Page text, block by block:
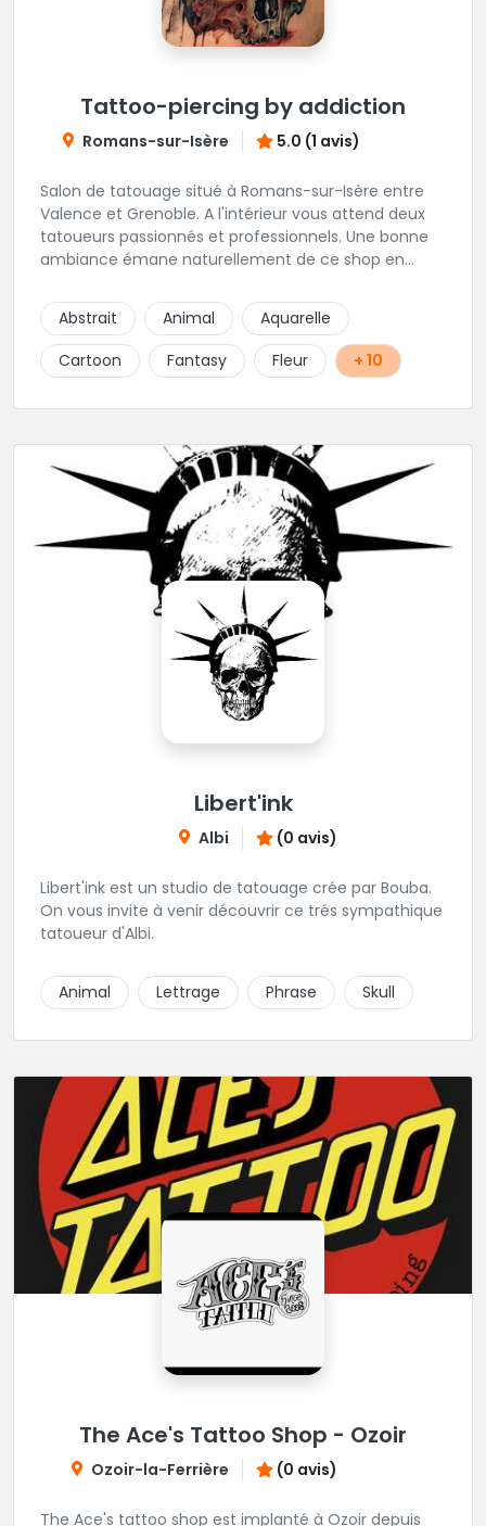
Tattoo-piercing by addiction
Romans-sur-Isère 5.0 (1 avis)
Salon de tatouage situé à Romans-sur-Isère entre
Valence et Grenoble. A l'intérieur vous attend deux
tatoueurs passionnés et professionnels. Une bonne
ambiance émane naturellement de ce shop en
Abstrait
Animal
Aquarelle
Cartoon
Fantasy Fleur + 10
Libert'ink
Albi (0 avis)
Libert'ink est un studio de tatouage crée par Bouba.
On vous invite à venir découvrir ce trés sympathique
tatoueur d'Albi.
Animal Lettrage Phrase Skull
The Ace's Tattoo Shop - Ozoir
Ozoir-la-Ferrière (0 avis)
The Ace's tattoo shop est implanté à Ozoir depuis